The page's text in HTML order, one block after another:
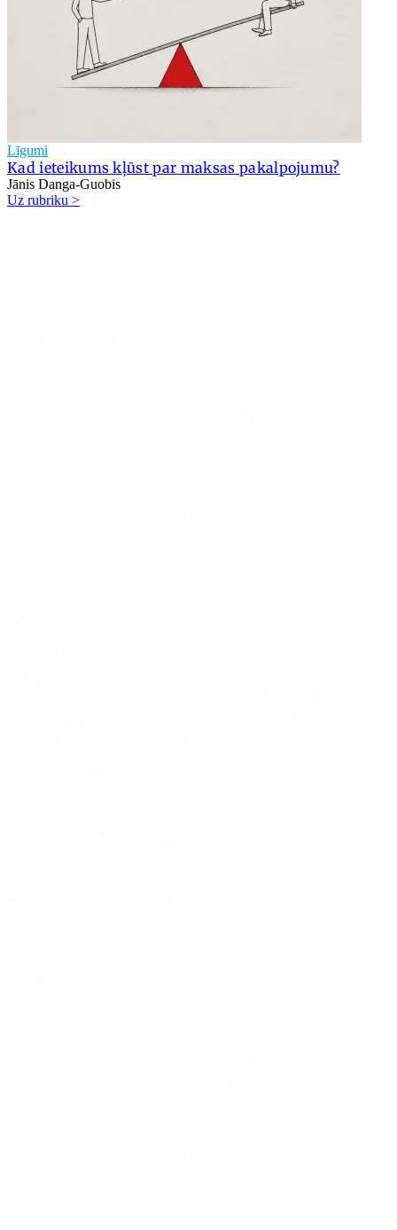
Līgumi
Kad ieteikums kļūst par maksas pakalpojumu?
Jānis Danga-Guobis
Uz rubriku >